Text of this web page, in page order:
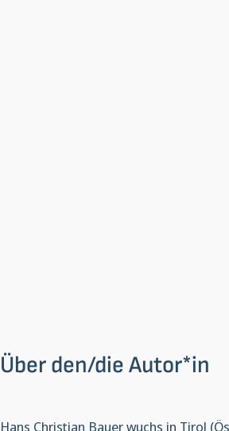
Über den/die Autor*in
Hans Christian Bauer wuchs in Tirol